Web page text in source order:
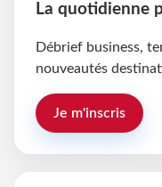
La quotidienne
Débrief business,
nouveautés
Je m'inscris